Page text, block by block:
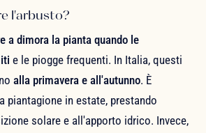
l'arbusto?
a dimora la pianta quando le
e le piogge frequenti. In Italia, questi
alla primavera e all'autunno. È
piantagione in estate, prestando
solare e all'apporto idrico. Invece,